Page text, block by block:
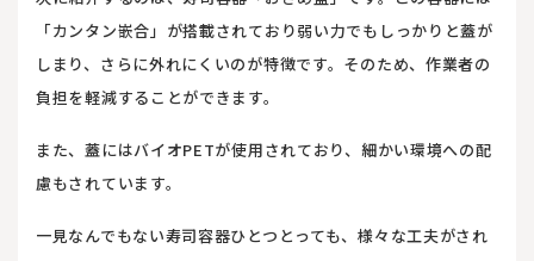
「カンタン嵌合」が搭載されており弱い力でもしっかりと蓋が
しまり、さらに外れにくいのが特徴です。そのため、作業者の
負担を軽減することができます。
また、蓋にはバイオPETが使用されており、細かい環境への配
慮もされています。
一見なんでもない寿司容器ひとつとっても、様々な工夫がされ